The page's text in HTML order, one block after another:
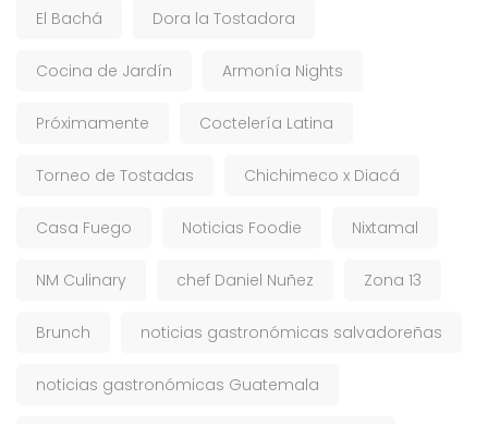
El Bachá Dora la Tostadora
Cocina de Jardín Armonía Nights
Próximamente Coctelería Latina
Torneo de Tostadas Chichimeco x Diacá
Casa Fuego Noticias Foodie Nixtamal
NM Culinary chef Daniel Nuñez Zona 13
Brunch noticias gastronómicas salvadoreñas
noticias gastronómicas Guatemala